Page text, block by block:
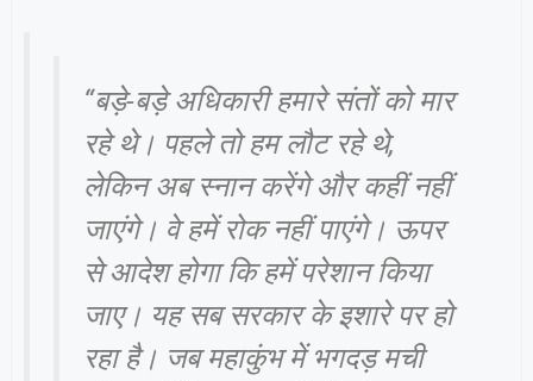
“बड़े-बड़े अधिकारी हमारे संतों को मार
रहे थे। पहले तो हम लौट रहे थे,
लेकिन अब स्नान करेंगे और कहीं नहीं
जाएंगे। वे हमें रोक नहीं पाएंगे। ऊपर
से आदेश होगा कि हमें परेशान किया
जाए। यह सब सरकार के इशारे पर हो
रहा है। जब महाकुंभ में भगदड़ मची